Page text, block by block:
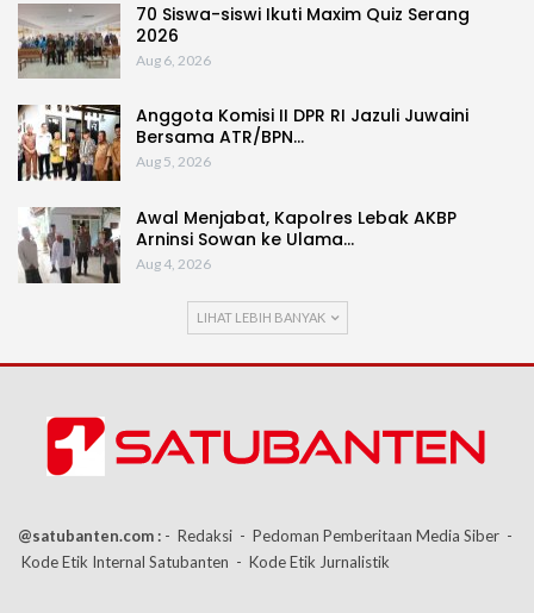
70 Siswa-siswi Ikuti Maxim Quiz Serang
2026
Aug 6, 2026
Anggota Komisi II DPR RI Jazuli Juwaini
Bersama ATR/BPN…
Aug 5, 2026
Awal Menjabat, Kapolres Lebak AKBP
Arninsi Sowan ke Ulama…
Aug 4, 2026
LIHAT LEBIH BANYAK
@satubanten.com : - Redaksi - Pedoman Pemberitaan Media Siber -
Kode Etik Internal Satubanten - Kode Etik Jurnalistik